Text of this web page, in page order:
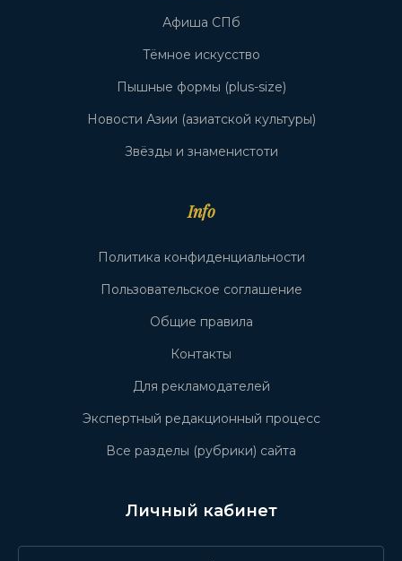
Афиша СПб
Тёмное искусство
Пышные формы (plus-size)
Новости Азии (азиатской культуры)
Звёзды и знаменистоти
Info
Политика конфиденциальности
Пользовательское соглашение
Общие правила
Контакты
Для рекламодателей
Экспертный редакционный процесс
Все разделы (рубрики) сайта
Личный кабинет